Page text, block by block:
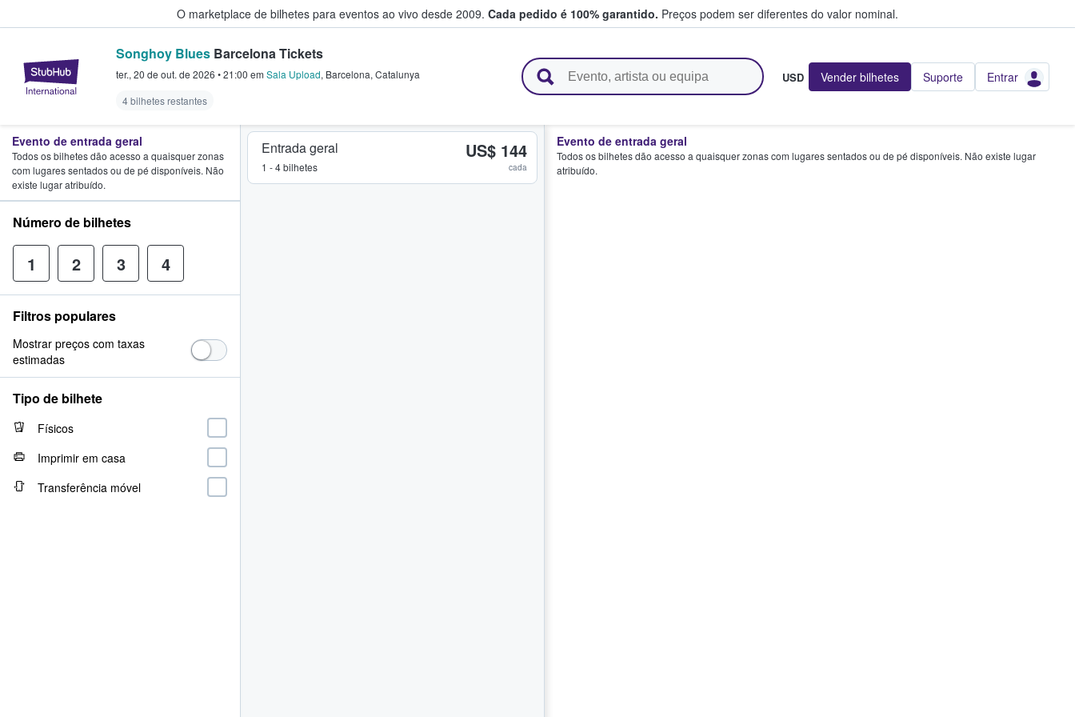
O marketplace de bilhetes para eventos ao vivo desde 2009. Cada pedido é 100% garantido. Preços podem ser diferentes do valor nominal.
StubHub – onde os fãs compram e vendem bilhetes
Songhoy Blues Barcelona Tickets
ter., 20 de out. de 2026 •21:00 em Sala Upload, Barcelona, Catalunya
4 bilhetes restantes
USD Vender bilhetes Suporte Entrar
Entrada geral
1 - 4 bilhetes
US$ 144
cada
Evento de entrada geral
Todos os bilhetes dão acesso a quaisquer zonas com lugares sentados ou de pé disponíveis. Não existe lugar
atribuído.
Evento de entrada geral
Todos os bilhetes dão acesso a quaisquer zonas
com lugares sentados ou de pé disponíveis. Não
existe lugar atribuído.
Número de bilhetes
1 2 3 4
Filtros populares
Mostrar preços com taxas
estimadas
Tipo de bilhete
Físicos
Imprimir em casa
Transferência móvel